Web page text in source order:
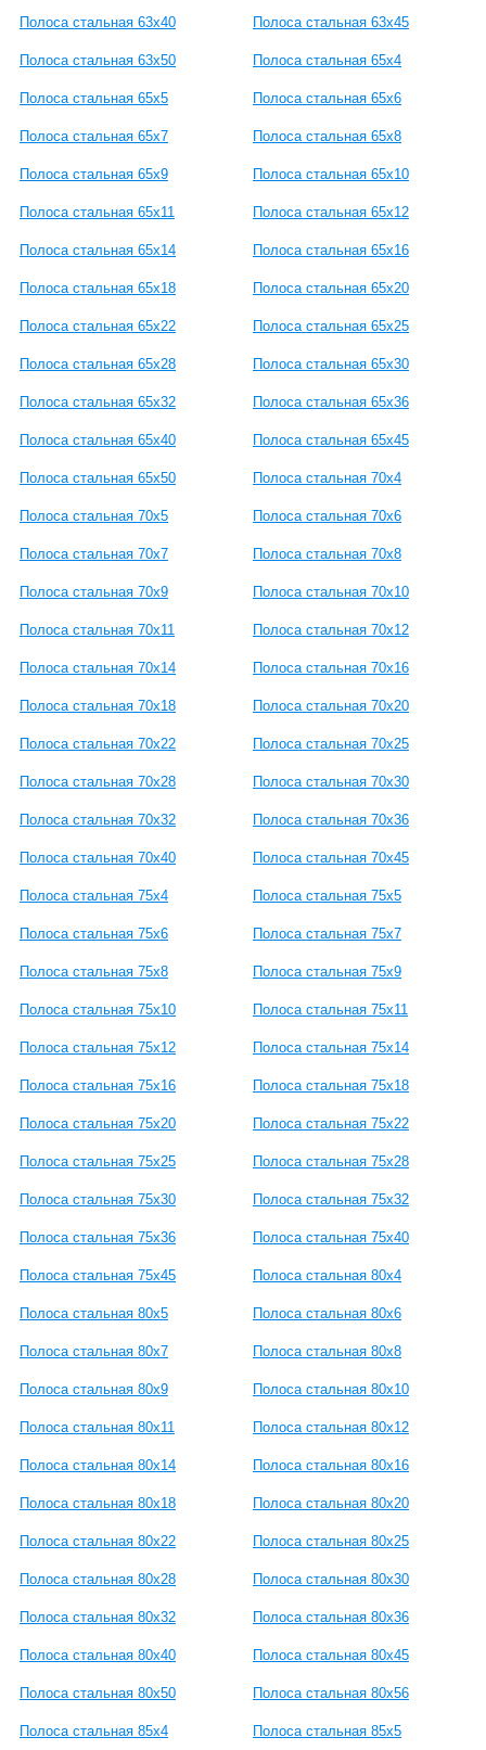
Полоса стальная 63x40 Полоса стальная 63x45
Полоса стальная 63x50 Полоса стальная 65x4
Полоса стальная 65x5 Полоса стальная 65x6
Полоса стальная 65x7 Полоса стальная 65x8
Полоса стальная 65x9 Полоса стальная 65x10
Полоса стальная 65x11 Полоса стальная 65x12
Полоса стальная 65x14 Полоса стальная 65x16
Полоса стальная 65x18 Полоса стальная 65x20
Полоса стальная 65x22 Полоса стальная 65x25
Полоса стальная 65x28 Полоса стальная 65x30
Полоса стальная 65x32 Полоса стальная 65x36
Полоса стальная 65x40 Полоса стальная 65x45
Полоса стальная 65x50 Полоса стальная 70x4
Полоса стальная 70x5 Полоса стальная 70x6
Полоса стальная 70x7 Полоса стальная 70x8
Полоса стальная 70x9 Полоса стальная 70x10
Полоса стальная 70x11 Полоса стальная 70x12
Полоса стальная 70x14 Полоса стальная 70x16
Полоса стальная 70x18 Полоса стальная 70x20
Полоса стальная 70x22 Полоса стальная 70x25
Полоса стальная 70x28 Полоса стальная 70x30
Полоса стальная 70x32 Полоса стальная 70x36
Полоса стальная 70x40 Полоса стальная 70x45
Полоса стальная 75x4 Полоса стальная 75x5
Полоса стальная 75x6 Полоса стальная 75x7
Полоса стальная 75x8 Полоса стальная 75x9
Полоса стальная 75x10 Полоса стальная 75x11
Полоса стальная 75x12 Полоса стальная 75x14
Полоса стальная 75x16 Полоса стальная 75x18
Полоса стальная 75x20 Полоса стальная 75x22
Полоса стальная 75x25 Полоса стальная 75x28
Полоса стальная 75x30 Полоса стальная 75x32
Полоса стальная 75x36 Полоса стальная 75x40
Полоса стальная 75x45 Полоса стальная 80x4
Полоса стальная 80x5 Полоса стальная 80x6
Полоса стальная 80x7 Полоса стальная 80x8
Полоса стальная 80x9 Полоса стальная 80x10
Полоса стальная 80x11 Полоса стальная 80x12
Полоса стальная 80x14 Полоса стальная 80x16
Полоса стальная 80x18 Полоса стальная 80x20
Полоса стальная 80x22 Полоса стальная 80x25
Полоса стальная 80x28 Полоса стальная 80x30
Полоса стальная 80x32 Полоса стальная 80x36
Полоса стальная 80x40 Полоса стальная 80x45
Полоса стальная 80x50 Полоса стальная 80x56
Полоса стальная 85x4 Полоса стальная 85x5